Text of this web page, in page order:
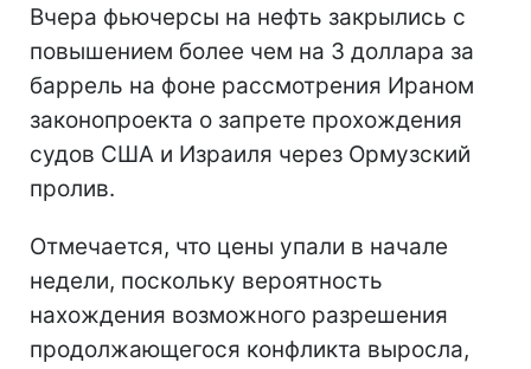
Вчера фьючерсы на нефть закрылись с
повышением более чем на 3 доллара за
баррель на фоне рассмотрения Ираном
законопроекта о запрете прохождения
судов США и Израиля через Ормузский
пролив.
Отмечается, что цены упали в начале
недели, поскольку вероятность
нахождения возможного разрешения
продолжающегося конфликта выросла,